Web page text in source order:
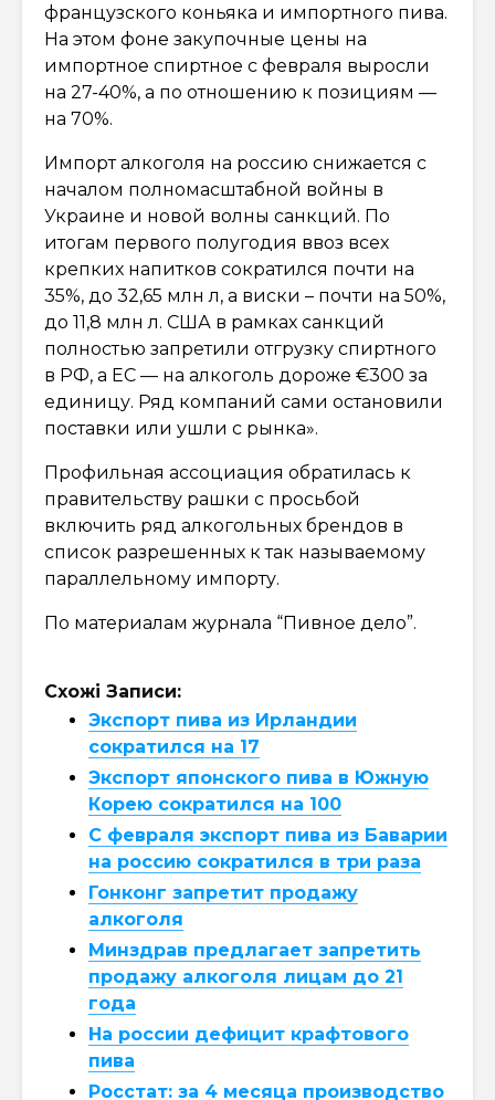
французского коньяка и импортного пива.
На этом фоне закупочные цены на
импортное спиртное с февраля выросли
на 27-40%, а по отношению к позициям —
на 70%.
Импорт алкоголя на россию снижается с
началом полномасштабной войны в
Украине и новой волны санкций. По
итогам первого полугодия ввоз всех
крепких напитков сократился почти на
35%, до 32,65 млн л, а виски – почти на 50%,
до 11,8 млн л. США в рамках санкций
полностью запретили отгрузку спиртного
в РФ, а ЕС — на алкоголь дороже €300 за
единицу. Ряд компаний сами остановили
поставки или ушли с рынка».
Профильная ассоциация обратилась к
правительству рашки с просьбой
включить ряд алкогольных брендов в
список разрешенных к так называемому
параллельному импорту.
По материалам журнала “Пивное дело”.
Схожі Записи:
Экспорт пива из Ирландии
сократился на 17
Экспорт японского пива в Южную
Корею сократился на 100
С февраля экспорт пива из Баварии
на россию сократился в три раза
Гонконг запретит продажу
алкоголя
Минздрав предлагает запретить
продажу алкоголя лицам до 21
года
На россии дефицит крафтового
пива
Росстат: за 4 месяца производство